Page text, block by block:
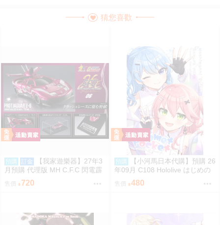
猜您喜歡
預購 訂金
【我家遊樂器】27年3
月預購 代理版 MH C.F.C 閃電霹
靂車 新世紀GPX 原始美洲豹Z-6
售價 720
預購
【小河馬日本代購】預購 26
年09月 C108 Hololive はじめの
一歩め! 繪師:阿古わざき
售價 480